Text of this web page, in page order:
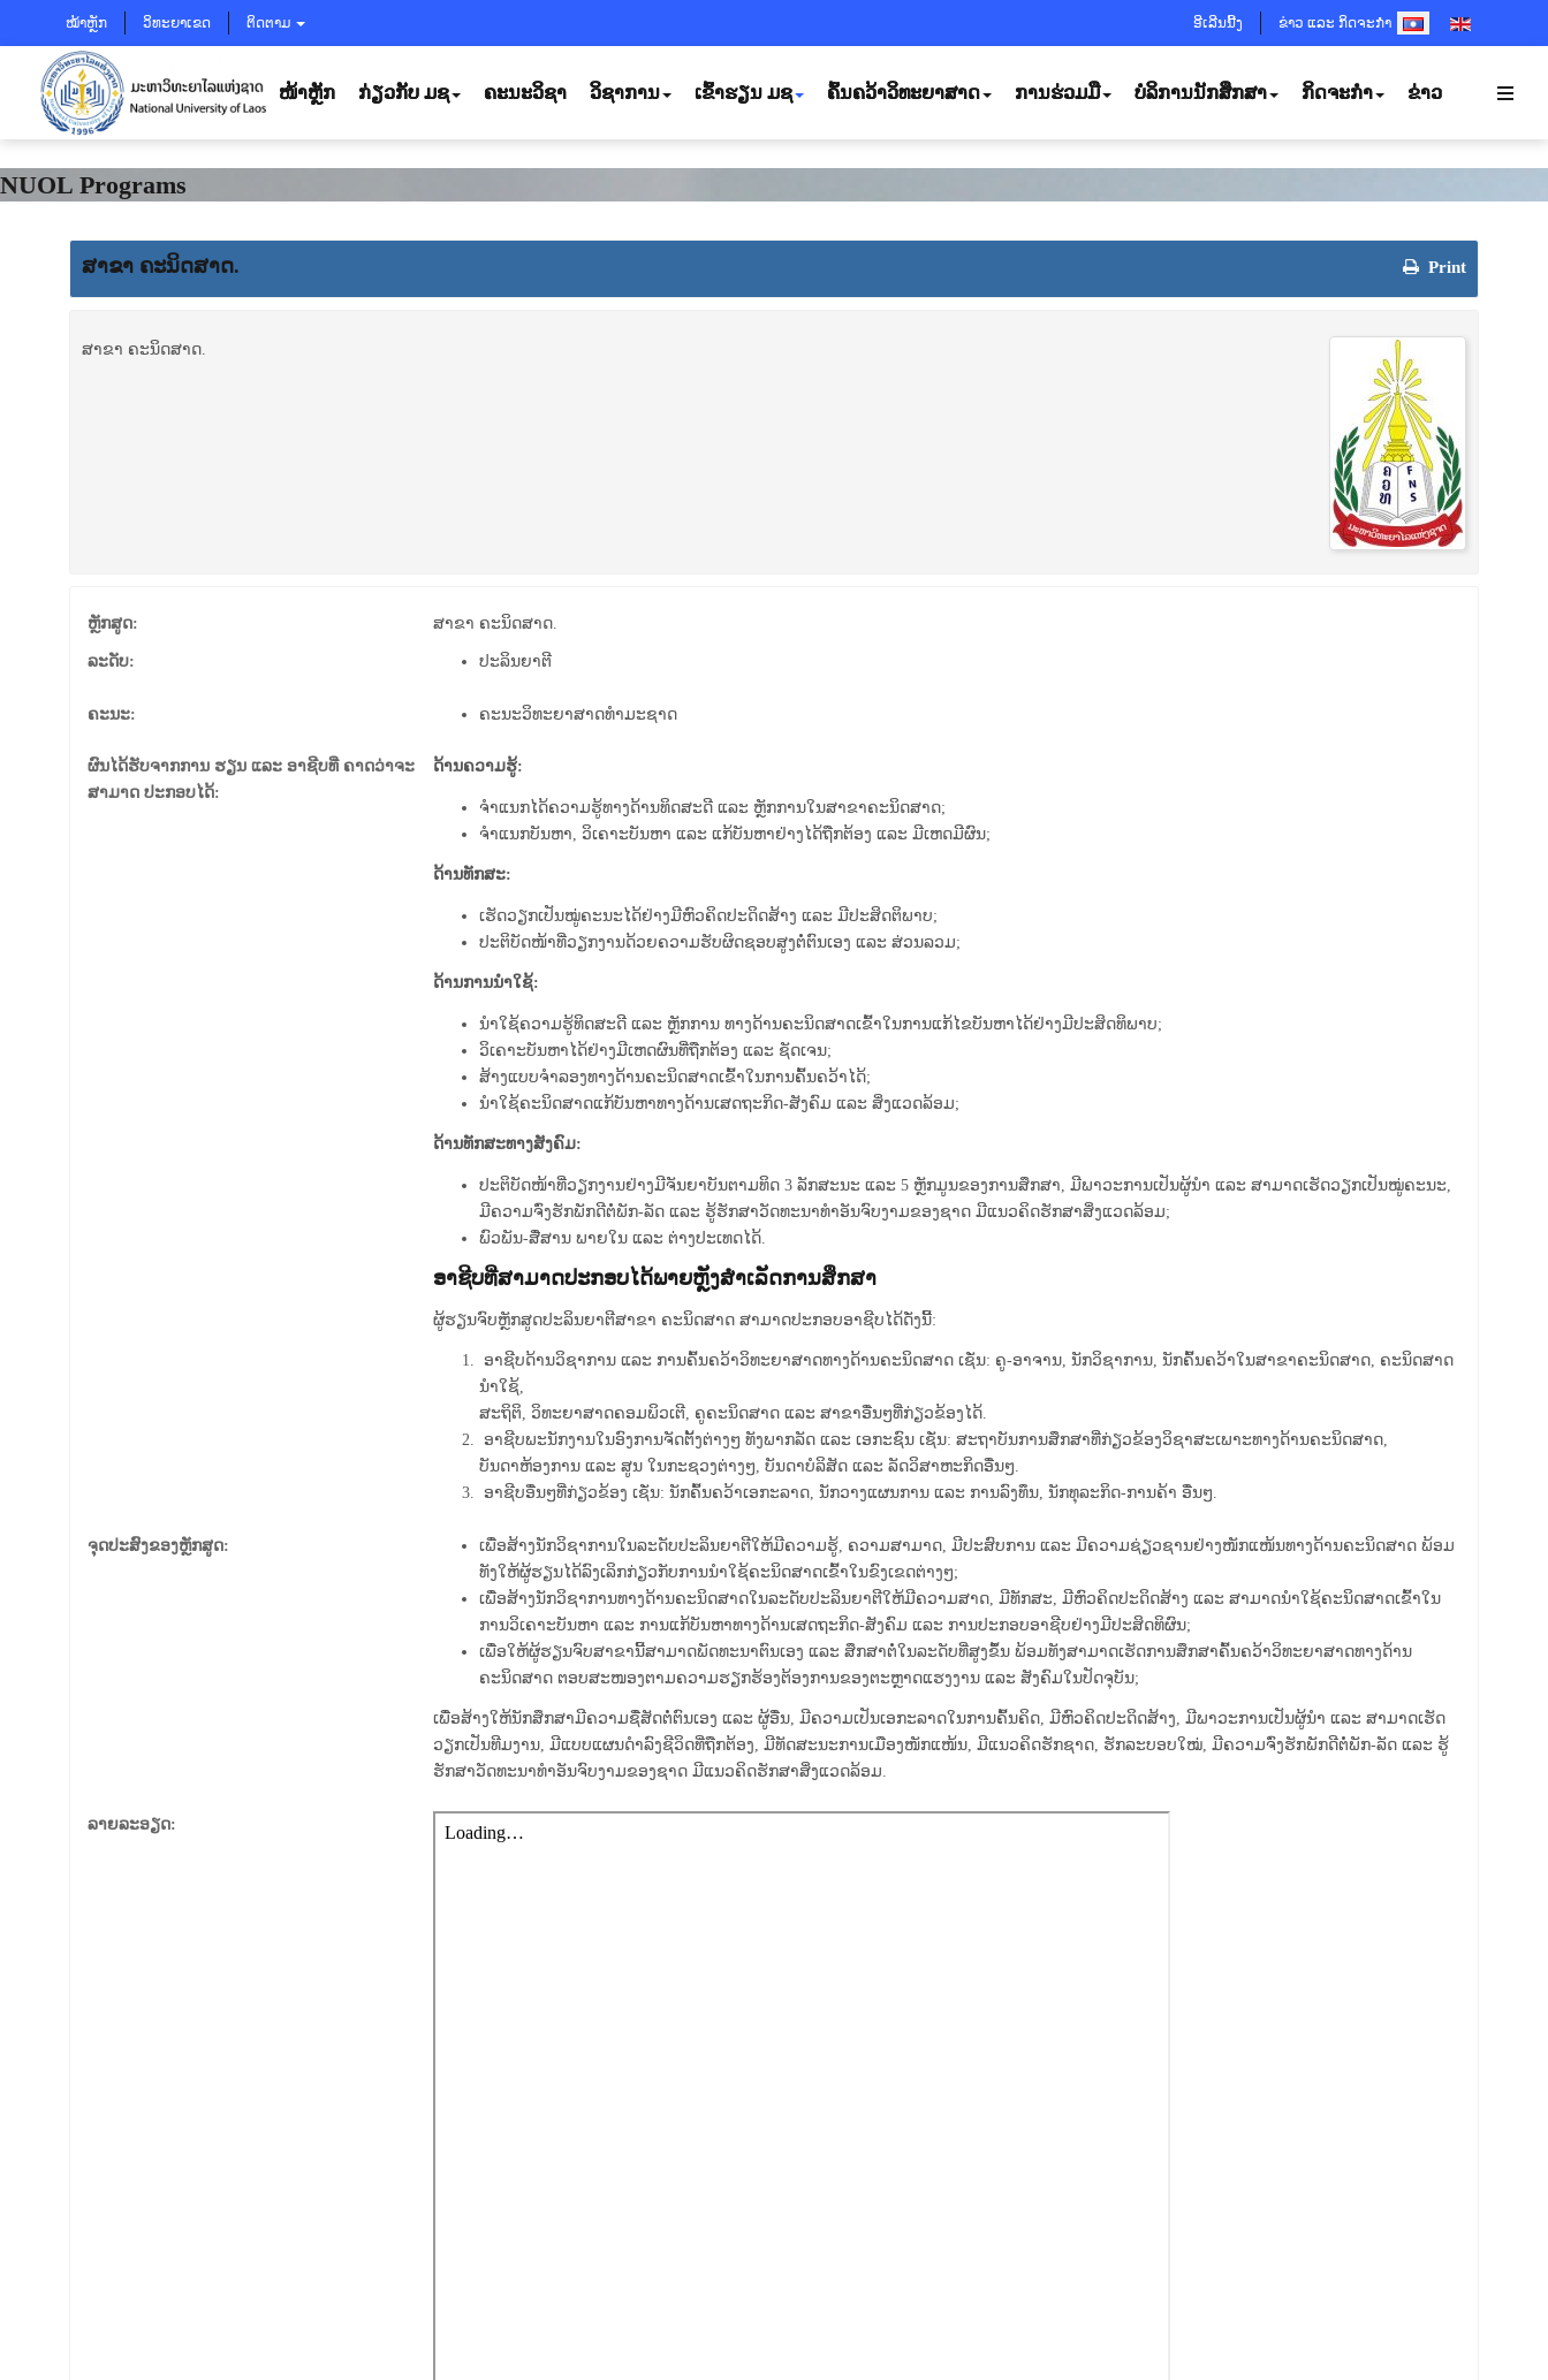
ໝ້າຫຼັກ ວິທະຍາເຂດ ຕິດຕາມ ອີເລີນນີ້ງ ຂ່າວ ແລະ ກິດຈະກຳSELECT YOUR
ໜ້າຫຼັກ ກ່ຽວກັບ ມຊ ຄະນະວິຊາ ວິຊາການ ເຂົ້າຮຽນ ມຊ ຄົ້ນຄວ້າວິທະຍາສາດ ການຮ່ວມມື ບໍລິການນັກສຶກສາ ກິດຈະກຳ ຂ່າວ
NUOL Programs
Print
ສາຂາ ຄະນິດສາດ.
ສາຂາ ຄະນິດສາດ.
ຫຼັກສູດ: ສາຂາ ຄະນິດສາດ.
ລະດັບ: ປະລິນຍາຕີ
ຄະນະ: ຄະນະວິທະຍາສາດທຳມະຊາດ
ຜົນໄດ້ຮັບຈາກການ ຮຽນ ແລະ ອາຊີບທີ່ ຄາດວ່າຈະ
ສາມາດ ປະກອບໄດ້:
ດ້ານຄວາມຮູ້:
ຈໍາແນກໄດ້ຄວາມຮູ້ທາງດ້ານທິດສະດີ ແລະ ຫຼັກການໃນສາຂາຄະນິດສາດ;
ຈໍາແນກບັນຫາ, ວິເຄາະບັນຫາ ແລະ ແກ້ບັນຫາຢ່າງໄດ້ຖືກຕ້ອງ ແລະ ມີເຫດມີຜົນ;
ດ້ານທັກສະ:
ເຮັດວຽກເປັນໝູ່ຄະນະໄດ້ຢ່າງມີຫົວຄິດປະດິດສ້າງ ແລະ ມີປະສິດຕິພາບ;
ປະຕິບັດໜ້າທີ່ວຽກງານດ້ວຍຄວາມຮັບຜິດຊອບສູງຕໍ່ຕົນເອງ ແລະ ສ່ວນລວມ;
ດ້ານການນໍາໃຊ້:
ນຳໃຊ້ຄວາມຮູ້ທິດສະດີ ແລະ ຫຼັກການ ທາງດ້ານຄະນິດສາດເຂົ້າໃນການແກ້ໄຂບັນຫາໄດ້ຢ່າງມີປະສິດທິພາບ;
ວິເຄາະບັນຫາໄດ້ຢ່າງມີເຫດຜົນທີ່ຖືກຕ້ອງ ແລະ ຊັດເຈນ;
ສ້າງແບບຈໍາລອງທາງດ້ານຄະນິດສາດເຂົ້າໃນການຄົ້ນຄວ້າໄດ້;
ນໍາໃຊ້ຄະນິດສາດແກ້ບັນຫາທາງດ້ານເສດຖະກິດ-ສັງຄົມ ແລະ ສິ່ງແວດລ້ອມ;
ດ້ານທັກສະທາງສັງຄົມ:
ປະຕິບັດໜ້າທີ່ວຽກງານຢ່າງມີຈັນຍາບັນຕາມທິດ 3 ລັກສະນະ ແລະ 5 ຫຼັກມູນຂອງການສຶກສາ, ມີພາວະການເປັນຜູ້ນໍາ ແລະ ສາມາດເຮັດວຽກເປັນໝູ່ຄະນະ,
ມີຄວາມຈົ່ງຮັກພັກດີຕໍ່ພັກ-ລັດ ແລະ ຮູ້ຮັກສາວັດທະນາທໍາອັນຈົບງາມຂອງຊາດ ມີແນວຄິດຮັກສາສິ່ງແວດລ້ອມ;
ພົວພັນ-ສື່ສານ ພາຍໃນ ແລະ ຕ່າງປະເທດໄດ້.
ອາຊີບທີ່ສາມາດປະກອບໄດ້ພາຍຫຼັງສໍາເລັດການສຶກສາ
ຜູ້ຮຽນຈົບຫຼັກສູດປະລິນຍາຕີສາຂາ ຄະນິດສາດ ສາມາດປະກອບອາຊີບໄດ້ດັ່ງນີ້:
ອາຊີບດ້ານວິຊາການ ແລະ ການຄົ້ນຄວ້າວິທະຍາສາດທາງດ້ານຄະນິດສາດ ເຊັ່ນ: ຄູ-ອາຈານ, ນັກວິຊາການ, ນັກຄົ້ນຄວ້າໃນສາຂາຄະນິດສາດ, ຄະນິດສາດ
ນໍາໃຊ້,
ສະຖິຕິ, ວິທະຍາສາດຄອມພິວເຕີ, ຄູຄະນິດສາດ ແລະ ສາຂາອື່ນໆທີ່ກ່ຽວຂ້ອງໄດ້.
ອາຊີບພະນັກງານໃນອົງການຈັດຕັ້ງຕ່າງໆ ທັງພາກລັດ ແລະ ເອກະຊົນ ເຊັ່ນ: ສະຖາບັນການສຶກສາທີ່ກ່ຽວຂ້ອງວິຊາສະເພາະທາງດ້ານຄະນິດສາດ,
ບັນດາຫ້ອງການ ແລະ ສູນ ໃນກະຊວງຕ່າງໆ, ບັນດາບໍລິສັດ ແລະ ລັດວິສາຫະກິດອື່ນໆ.
ອາຊີບອື່ນໆທີ່ກ່ຽວຂ້ອງ ເຊັ່ນ: ນັກຄົ້ນຄວ້າເອກະລາດ, ນັກວາງແຜນການ ແລະ ການລົງທຶນ, ນັກທຸລະກິດ-ການຄ້າ ອື່ນໆ.
ຈຸດປະສົງຂອງຫຼັກສູດ:
ເພື່ອສ້າງນັກວິຊາການໃນລະດັບປະລິນຍາຕີໃຫ້ມີຄວາມຮູ້, ຄວາມສາມາດ, ມີປະສົບການ ແລະ ມີຄວາມຊ່ຽວຊານຢ່າງໜັກແໜ້ນທາງດ້ານຄະນິດສາດ ພ້ອມ
ທັງໃຫ້ຜູ້ຮຽນໄດ້ລົງເລິກກ່ຽວກັບການນໍາໃຊ້ຄະນິດສາດເຂົ້າໃນຂົງເຂດຕ່າງໆ;
ເພື່ອສ້າງນັກວິຊາການທາງດ້ານຄະນິດສາດໃນລະດັບປະລິນຍາຕີໃຫ້ມີຄວາມສາດ, ມີທັກສະ, ມີຫົວຄິດປະດິດສ້າງ ແລະ ສາມາດນໍາໃຊ້ຄະນິດສາດເຂົ້າໃນ
ການວິເຄາະບັນຫາ ແລະ ການແກ້ບັນຫາທາງດ້ານເສດຖະກິດ-ສັງຄົມ ແລະ ການປະກອບອາຊີບຢ່າງມີປະສິດທິຜົນ;
ເພື່ອໃຫ້ຜູ້ຮຽນຈົບສາຂານີ້ສາມາດພັດທະນາຕົນເອງ ແລະ ສຶກສາຕໍ່ໃນລະດັບທີ່ສູງຂຶ້ນ ພ້ອມທັງສາມາດເຮັດການສຶກສາຄົ້ນຄວ້າວິທະຍາສາດທາງດ້ານ
ຄະນິດສາດ ຕອບສະໜອງຕາມຄວາມຮຽກຮ້ອງຕ້ອງການຂອງຕະຫຼາດແຮງງານ ແລະ ສັງຄົມໃນປັດຈຸບັນ;
ເພື່ອສ້າງໃຫ້ນັກສຶກສາມີຄວາມຊື່ສັດຕໍ່ຕົນເອງ ແລະ ຜູ້ອື່ນ, ມີຄວາມເປັນເອກະລາດໃນການຄົ້ນຄິດ, ມີຫົວຄິດປະດິດສ້າງ, ມີພາວະການເປັນຜູ້ນໍາ ແລະ ສາມາດເຮັດ
ວຽກເປັນທີມງານ, ມີແບບແຜນດໍາລົງຊີວິດທີ່ຖືກຕ້ອງ, ມີທັດສະນະການເມືອງໜັກແໜ້ນ, ມີແນວຄິດຮັກຊາດ, ຮັກລະບອບໃໝ່, ມີຄວາມຈົ່ງຮັກພັກດີຕໍ່ພັກ-ລັດ ແລະ ຮູ້
ຮັກສາວັດທະນາທໍາອັນຈົບງາມຂອງຊາດ ມີແນວຄິດຮັກສາສິ່ງແວດລ້ອມ.
ລາຍລະອຽດ: